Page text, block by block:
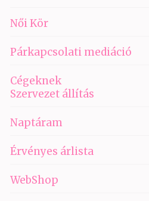
Női Kör
Párkapcsolati mediáció
Cégeknek
Szervezet állítás
Naptáram
Érvényes árlista
WebShop